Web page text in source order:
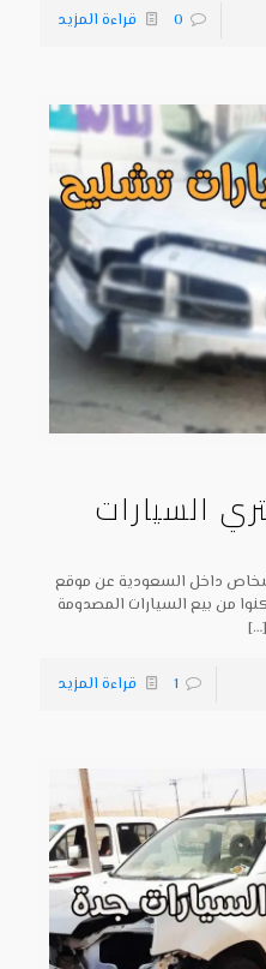
0 قراءة المزيد
السيارات
داخل السعودية عن موقع
من بيع السيارات المصدومة
[…]
1 قراءة المزيد